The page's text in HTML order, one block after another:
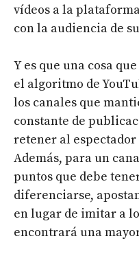
vídeos a la
con la audiencia de
Y es que una cosa
el algoritmo de
los canales que
constante de
retener al
Además, para un
puntos que debe
diferenciarse,
en lugar de imitar a
encontrará una